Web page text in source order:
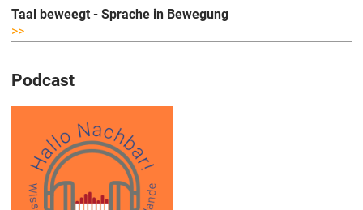
Taal beweegt - Sprache in Bewegung
>>
Podcast